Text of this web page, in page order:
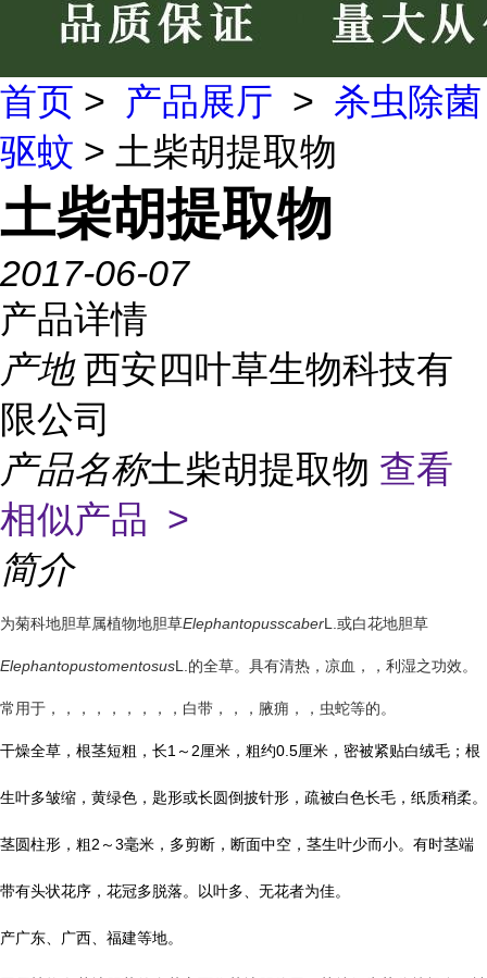
首页 > 产品展厅 > 杀虫除菌
驱蚊 > 土柴胡提取物
土柴胡提取物
2017-06-07
产品详情
产地 西安四叶草生物科技有
限公司
产品名称土柴胡提取物 查看
相似产品 >
简介
为菊科地胆草属植物地胆草ElephantopusscaberL. 或白花地胆草
ElephantopustomentosusL. 的全草。具有清热，凉血，，利湿之功效。
常用于，，，，，，，，，白带，，，腋痈，，虫蛇等的。
干燥全草，根茎短粗，长1～2厘米，粗约0.5厘米，密被紧贴白绒毛；根
生叶多皱缩，黄绿色，匙形或长圆倒披针形，疏被白色长毛，纸质稍柔。
茎圆柱形，粗2～3毫米，多剪断，断面中空，茎生叶少而小。有时茎端
带有头状花序，花冠多脱落。以叶多、无花者为佳。
产广东、广西、福建等地。